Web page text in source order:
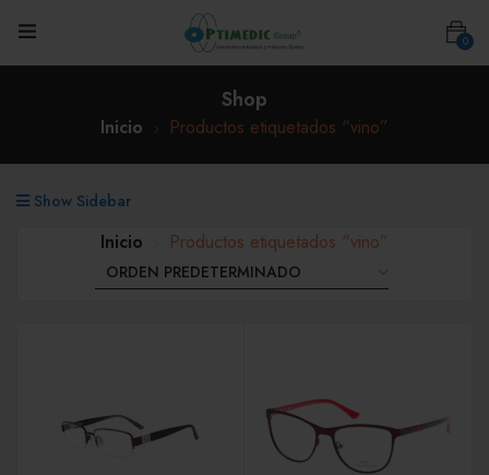
0
Shop
Inicio Productos etiquetados “vino”
Show Sidebar
Inicio Productos etiquetados “vino”